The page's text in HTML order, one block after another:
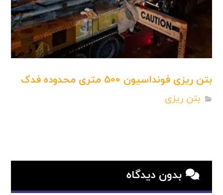
بتن ریزی فونداسیون 500 متری محدوده فدک
بتن ریزی
بدون دیدگاه